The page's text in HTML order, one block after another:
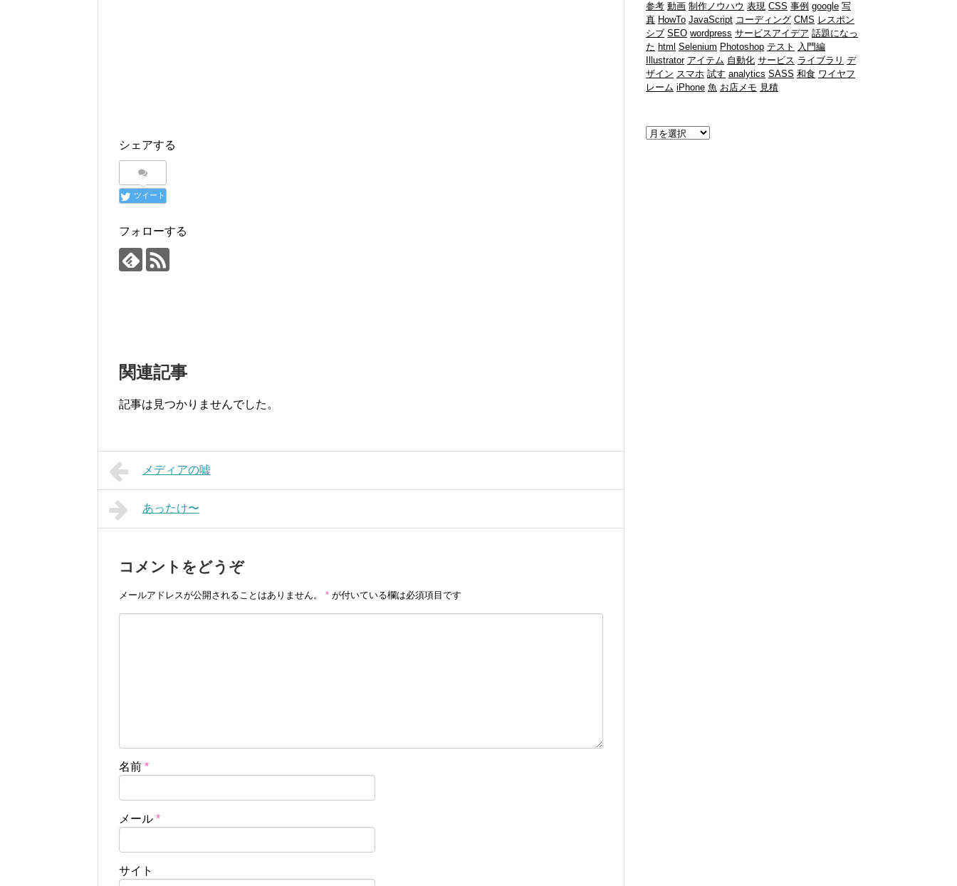
シェアする
ツイート
フォローする
関連記事
記事は見つかりませんでした。
メディアの嘘
あったけ〜
コメントをどうぞ
メールアドレスが公開されることはありません。 * が付いている欄は必須項目です
名前 *
メール *
サイト
参考 動画 制作ノウハウ 表現 CSS 事例 google 写
真 HowTo JavaScript コーディング CMS レスポン
シブ SEO wordpress サービスアイデア 話題になっ
た html Selenium Photoshop テスト 入門編
Illustrator アイテム 自動化 サービス ライブラリ デ
ザイン スマホ 試す analytics SASS 和食 ワイヤフ
レーム iPhone 魚 お店メモ 見積